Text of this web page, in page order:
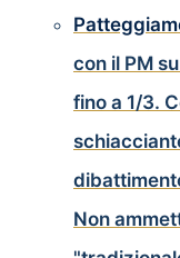
con il PM
fino a 1/3.
Non